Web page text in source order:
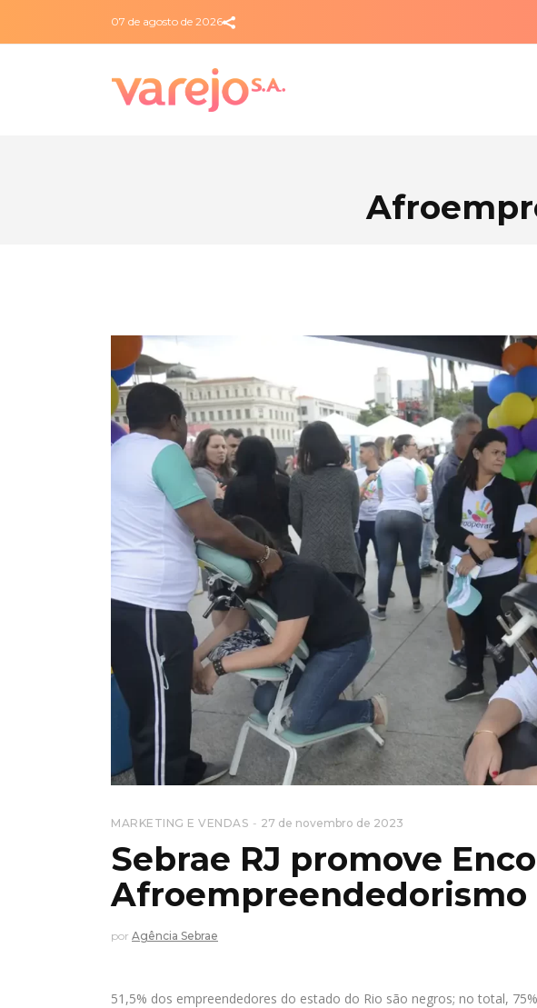
07 de agosto de 2026
MARKETING E VENDAS 27 de novembro de 2023
Sebrae RJ promove
Afroempreendedorismo
por Agência Sebrae
51,5% dos empreendedores do estado do Rio são negros; no total,